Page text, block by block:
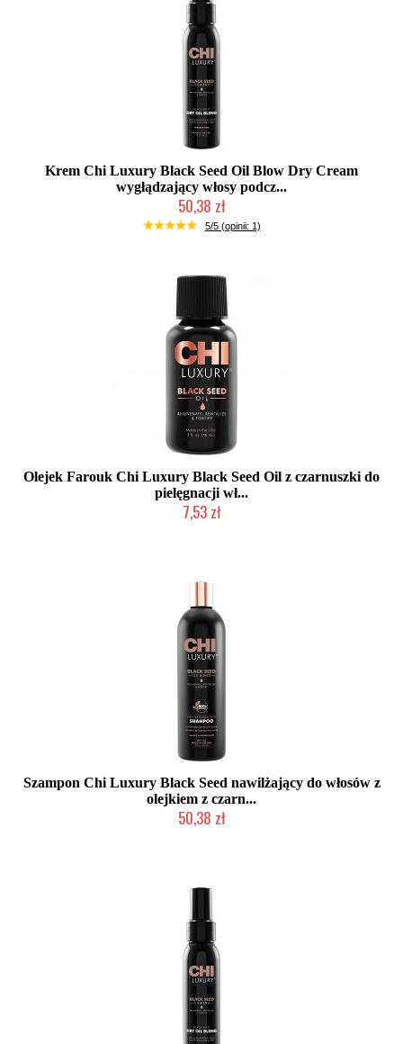
Krem Chi Luxury Black Seed Oil Blow Dry Cream
wygłądzający włosy podcz...
50,38 zł
Duża ilość (wysyłka w 24h)
5/5 (opinii: 1)
Olejek Farouk Chi Luxury Black Seed Oil z czarnuszki do
pielęgnacji wł...
7,53 zł
Szampon Chi Luxury Black Seed nawilżający do włosów z
olejkiem z czarn...
50,38 zł